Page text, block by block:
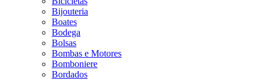
Bijouteria
Boates
Bodega
Bolsas
Bombas e Motores
Bomboniere
Bordados